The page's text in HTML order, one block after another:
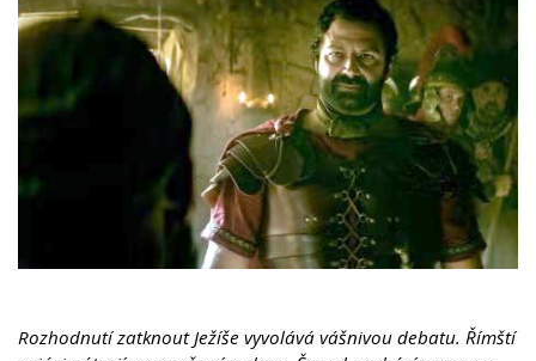
Rozhodnutí zatknout Ježíše vyvolává vášnivou debatu. Římští